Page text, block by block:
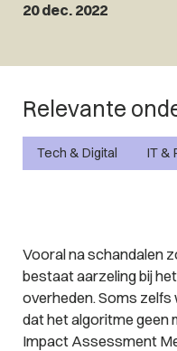
20 dec. 2022
Relevante
Tech & Digital IT &
Vooral na schandalen
bestaat aarzeling bij
overheden. Soms
dat het algoritme geen
Impact Assessment